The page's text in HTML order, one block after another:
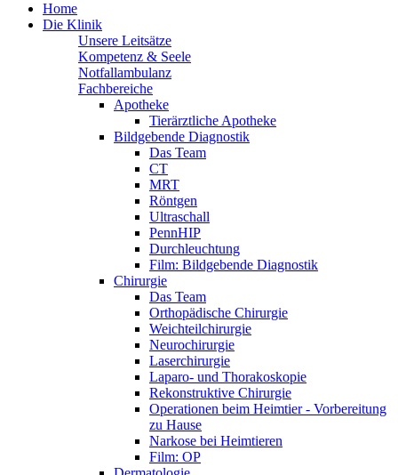
Home
Die Klinik
Unsere Leitsätze
Kompetenz & Seele
Notfallambulanz
Fachbereiche
Apotheke
Tierärztliche Apotheke
Bildgebende Diagnostik
Das Team
CT
MRT
Röntgen
Ultraschall
PennHIP
Durchleuchtung
Film: Bildgebende Diagnostik
Chirurgie
Das Team
Orthopädische Chirurgie
Weichteilchirurgie
Neurochirurgie
Laserchirurgie
Laparo- und Thorakoskopie
Rekonstruktive Chirurgie
Operationen beim Heimtier - Vorbereitung
zu Hause
Narkose bei Heimtieren
Film: OP